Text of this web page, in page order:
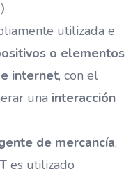
utilizada e
o elementos
internet, con el
una interacción
de mercancía,
es utilizado